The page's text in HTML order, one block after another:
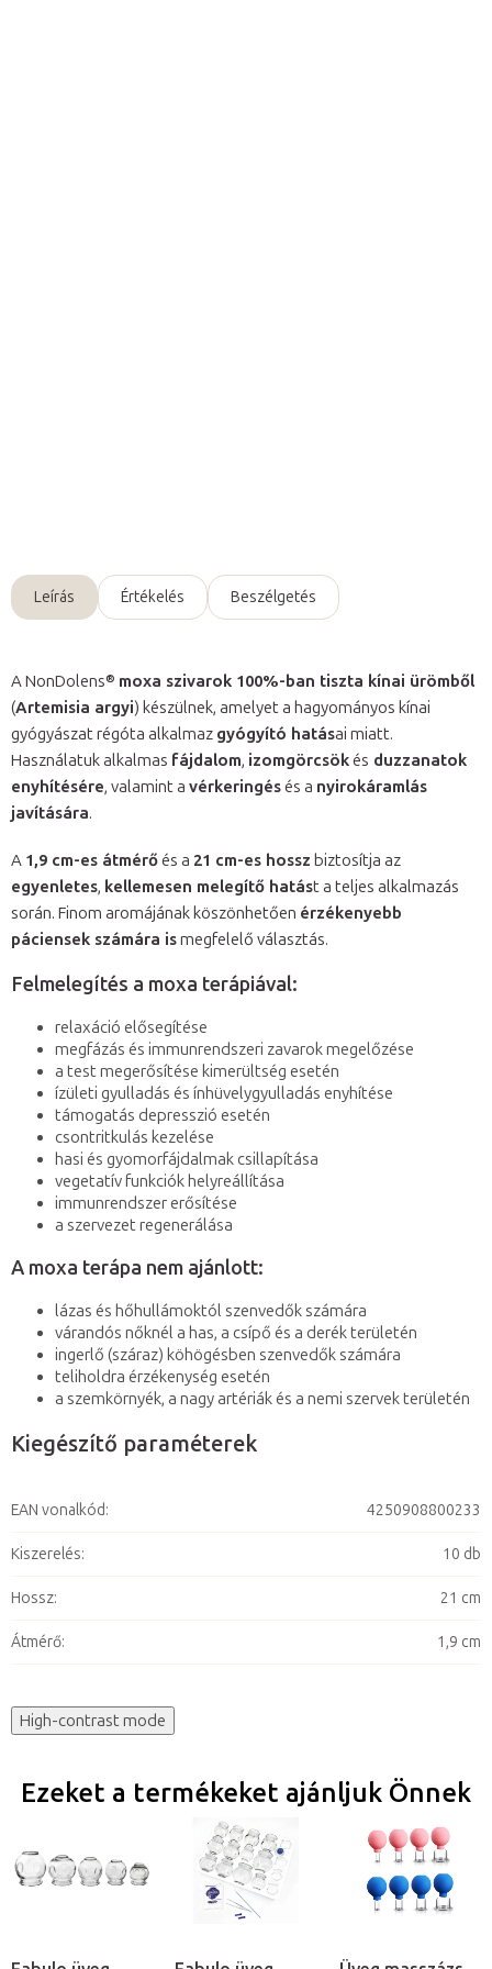
Leírás Értékelés Beszélgetés
A NonDolens® moxa szivarok 100%-ban tiszta kínai ürömből
(Artemisia argyi) készülnek, amelyet a hagyományos kínai
gyógyászat régóta alkalmaz gyógyító hatásai miatt.
Használatuk alkalmas fájdalom, izomgörcsökés duzzanatok
enyhítésére, valamint a vérkeringésés a nyirokáramlás
javítására.
A 1,9 cm-es átmérőés a 21 cm-es hossz biztosítja az
egyenletes, kellemesen melegítő hatást a teljes alkalmazás
során. Finom aromájának köszönhetően érzékenyebb
páciensek számára ismegfelelő választás.
Felmelegítés a moxa terápiával:
relaxáció elősegítése
megfázás és immunrendszeri zavarok megelőzése
a test megerősítése kimerültség esetén
ízületi gyulladás és ínhüvelygyulladás enyhítése
támogatás depresszió esetén
csontritkulás kezelése
hasi és gyomorfájdalmak csillapítása
vegetatív funkciók helyreállítása
immunrendszer erősítése
a szervezet regenerálása
A moxa terápa nem ajánlott:
lázas és hőhullámoktól szenvedők számára
várandós nőknél a has, a csípő és a derék területén
ingerlő (száraz) köhögésben szenvedők számára
teliholdra érzékenység esetén
a szemkörnyék, a nagy artériák és a nemi szervek területén
Kiegészítő paraméterek
EAN vonalkód: 4250908800233
Kiszerelés: 10 db
Hossz: 21 cm
Átmérő: 1,9 cm
High-contrast mode
Ezeket a termékeket ajánljuk Önnek